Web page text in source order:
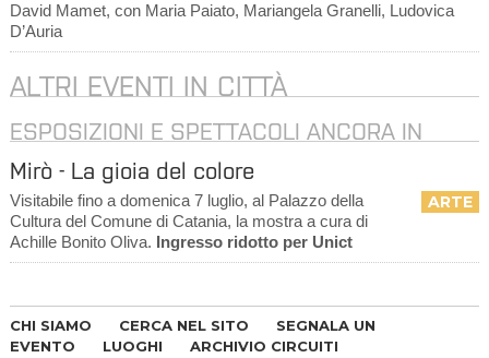
David Mamet, con Maria Paiato, Mariangela Granelli, Ludovica
D’Auria
ALTRI EVENTI IN CITTÀ
ESPOSIZIONI E SPETTACOLI ANCORA IN
CORSO
Mirò - La gioia del colore
ARTE
Visitabile fino a domenica 7 luglio, al Palazzo della
Cultura del Comune di Catania, la mostra a cura di
Achille Bonito Oliva. Ingresso ridotto per Unict
CHI SIAMO CERCA NEL SITO
SEGNALA UN
EVENTO
LUOGHI ARCHIVIO CIRCUITI